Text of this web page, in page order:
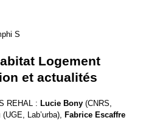
S
Logement
et actualités
REHAL : Lucie Bony (CNRS,
(UGE, Lab’urba), Fabrice Escaffre